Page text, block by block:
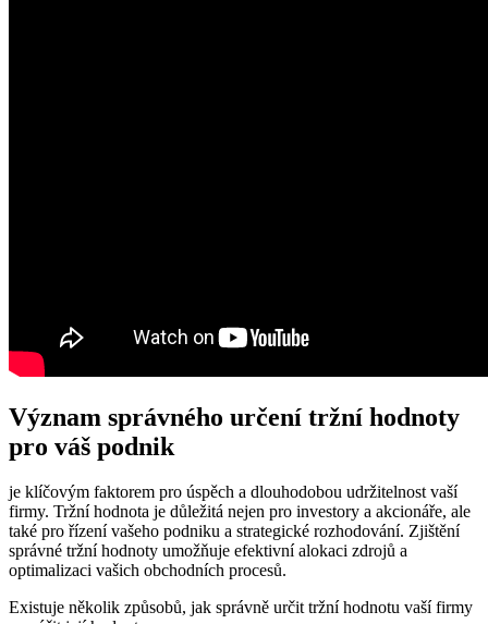
Význam správného určení tržní hodnoty
pro váš podnik
je klíčovým faktorem pro úspěch a dlouhodobou udržitelnost vaší
firmy. Tržní hodnota je důležitá nejen pro investory a akcionáře, ale
také pro řízení vašeho podniku a strategické rozhodování. Zjištění
správné tržní hodnoty umožňuje efektivní alokaci zdrojů a
optimalizaci vašich obchodních procesů.
Existuje několik způsobů, jak správně určit tržní hodnotu vaší firmy